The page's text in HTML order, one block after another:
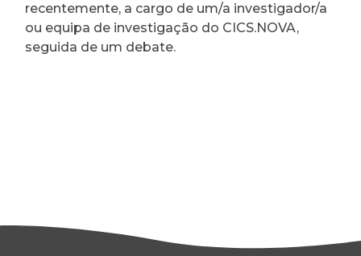
recentemente, a cargo de um/a investigador/a
ou equipa de investigação do CICS.NOVA,
seguida de um debate.